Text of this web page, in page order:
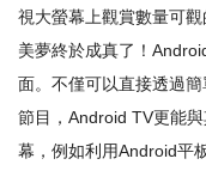
視大螢幕上觀賞數量可
美夢終於成真了！
面。不僅可以直接透過
節目，Android TV更能
幕，例如利用Android平